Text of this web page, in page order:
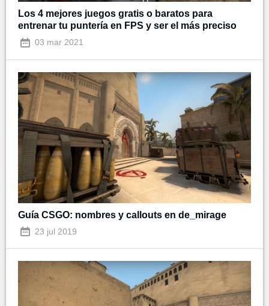
Los 4 mejores juegos gratis o baratos para
entrenar tu puntería en FPS y ser el más preciso
03 mar 2021
Guía CSGO: nombres y callouts en de_mirage
23 jul 2019